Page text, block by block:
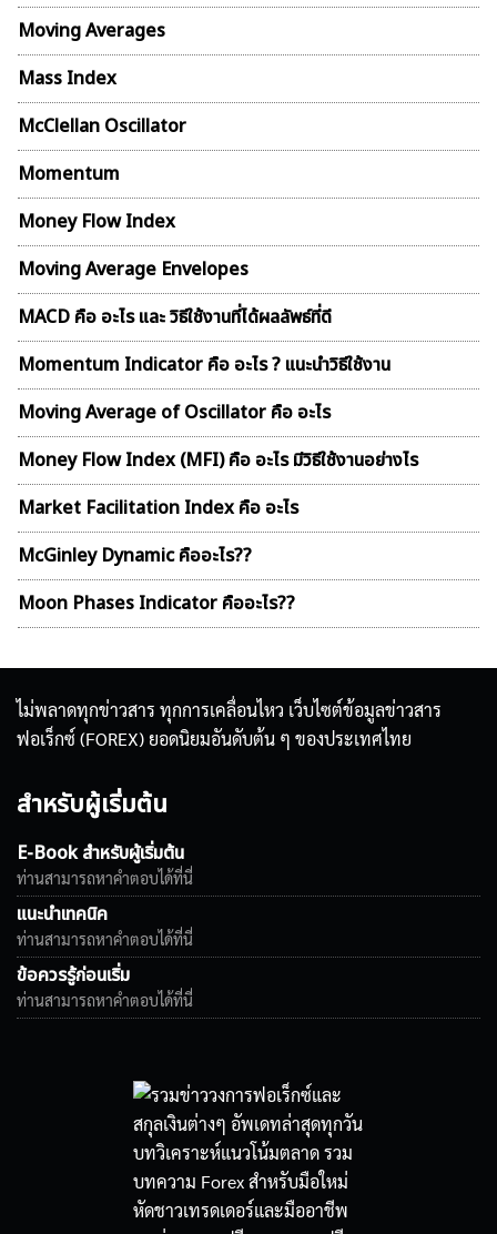
Moving Averages
Mass Index
McClellan Oscillator
Momentum
Money Flow Index
Moving Average Envelopes
MACD คือ อะไร และ วิธีใช้งานที่ได้ผลลัพธ์ที่ดี
Momentum Indicator คือ อะไร ? แนะนำวิธีใช้งาน
Moving Average of Oscillator คือ อะไร
Money Flow Index (MFI) คือ อะไร มีวิธีใช้งานอย่างไร
Market Facilitation Index คือ อะไร
McGinley Dynamic คืออะไร??
Moon Phases Indicator คืออะไร??
ไม่พลาดทุกข่าวสาร ทุกการเคลื่อนไหว เว็บไซต์ข้อมูลข่าวสาร
ฟอเร็กซ์ (FOREX) ยอดนิยมอันดับต้น ๆ ของประเทศไทย
สำหรับผู้เริ่มต้น
E-Book สำหรับผู้เริ่มต้น
ท่านสามารถหาคำตอบได้ที่นี่
แนะนำเทคนิค
ท่านสามารถหาคำตอบได้ที่นี่
ข้อควรรู้ก่อนเริ่ม
ท่านสามารถหาคำตอบได้ที่นี่